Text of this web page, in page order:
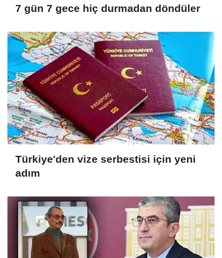
7 gün 7 gece hiç durmadan döndüler
Türkiye'den vize serbestisi için yeni
adım